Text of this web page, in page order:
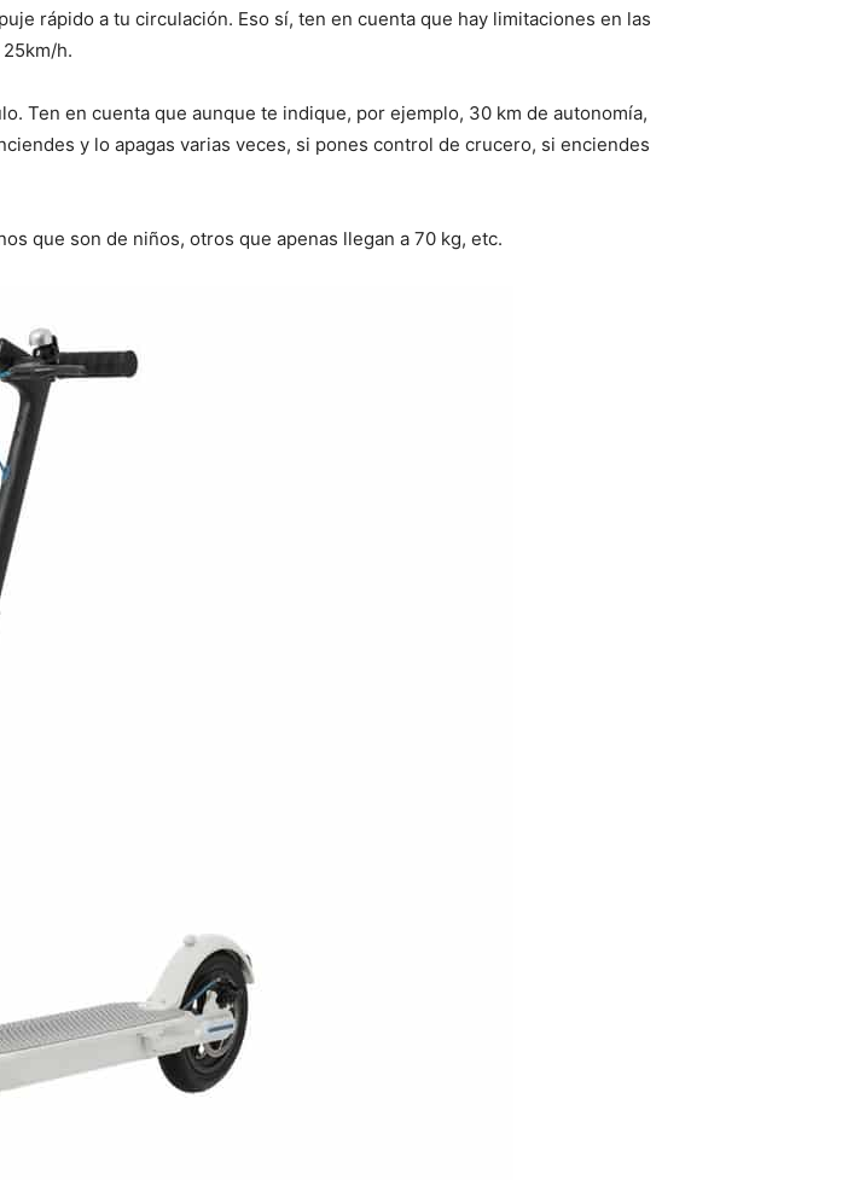
rápido a tu circulación. Eso sí, ten en cuenta que hay limitaciones en las
h.
Ten en cuenta que aunque te indique, por ejemplo, 30 km de autonomía,
y lo apagas varias veces, si pones control de crucero, si enciendes
que son de niños, otros que apenas llegan a 70 kg, etc.